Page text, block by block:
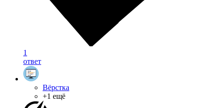
1
ответ
Вёрстка
+1 ещё